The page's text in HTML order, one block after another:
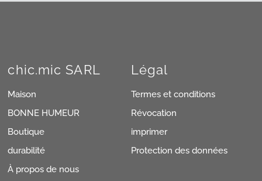
chic.mic SARL
Maison
BONNE HUMEUR
Boutique
durabilité
À propos de nous
Légal
Termes et conditions
Révocation
imprimer
Protection des données